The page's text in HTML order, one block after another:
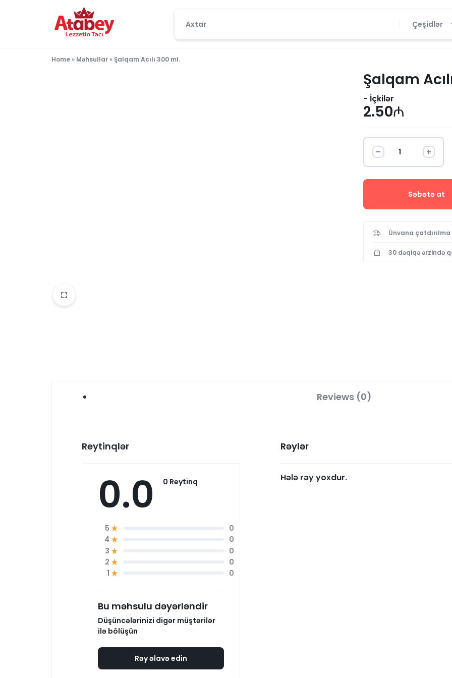
ATABEY
LEZZETIN
Çeşidlər
Home » Məhsullar »Şalqam Acılı 300 ml.
Şalqam
- İçkilər
2.50₼
Səbətə at
Ünvana çatdırılma
30 dəqiqə ərzində
Reviews (0)
Reytinqlər
0.0 0 Reytinq
5
0
4
0
3
0
2
0
1
0
Bu məhsulu dəyərləndir
Düşüncələrinizi digər müştərilər
ilə bölüşün
Rəy əlavə edin
Rəylər
Hələ rəy yoxdur.